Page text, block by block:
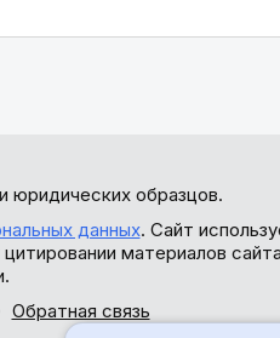
образцов.
данных. Сайт
материалов
Обратная связь